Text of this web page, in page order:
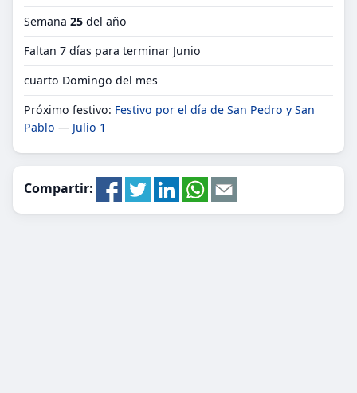
Semana 25 del año
Faltan 7 días para terminar Junio
cuarto Domingo del mes
Próximo festivo: Festivo por el día de San Pedro y San
Pablo — Julio 1
Compartir: